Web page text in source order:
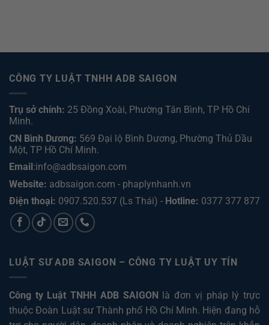
CÔNG TY LUẬT TNHH ADB SAIGON
Trụ sở chính: 25 Đồng Xoài, Phường Tân Bình, TP Hồ Chí
Minh.
CN Bình Dương: 569 Đại lộ Bình Dương, Phường Thủ Dầu
Một, TP Hồ Chí Minh.
Email :info@adbsaigon.com
Website: adbsaigon.com - phaplynhanh.vn
Điện thoại: 0907.520.537 (Ls Thái) - Hotline: 0377 377 877
LUẬT SƯ ADB SAIGON – CÔNG TY LUẬT UY TÍN
Công ty Luật TNHH ADB SAIGONlà đơn vị pháp lý trực
thuộc Đoàn Luật sư Thành phố Hồ Chí Minh. Hiện đang hỗ